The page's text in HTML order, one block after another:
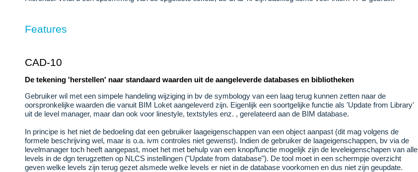
Features
CAD-10
De tekening 'herstellen' naar standaard waarden uit de aangeleverde databases en bibliotheken
Gebruiker wil met een simpele handeling wijziging in bv de symbology van een laag terug kunnen zetten naar de
oorspronkelijke waarden die vanuit BIM Loket aangeleverd zijn. Eigenlijk een soortgelijke functie als 'Update from Library'
uit de level manager, maar dan ook voor linestyle, textstyles enz. , gerelateerd aan de BIM database.
In principe is het niet de bedoeling dat een gebruiker laageigenschappen van een object aanpast (dit mag volgens de
formele beschrijving wel, maar is o.a. ivm controles niet gewenst). Indien de gebruiker de laageigenschappen, bv via de
levelmanager toch heeft aangepast, moet het met behulp van een knop/functie mogelijk zijn de leveleigenschapen van alle
levels in de dgn terugzetten op NLCS instellingen ("Update from database"). De tool moet in een schermpje overzicht
geven welke levels zijn terug gezet alsmede welke levels er niet in de database voorkomen en dus niet zijn geupdate.